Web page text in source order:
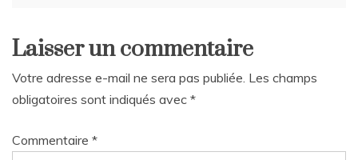
Laisser un commentaire
Votre adresse e-mail ne sera pas publiée. Les champs
obligatoires sont indiqués avec *
Commentaire *